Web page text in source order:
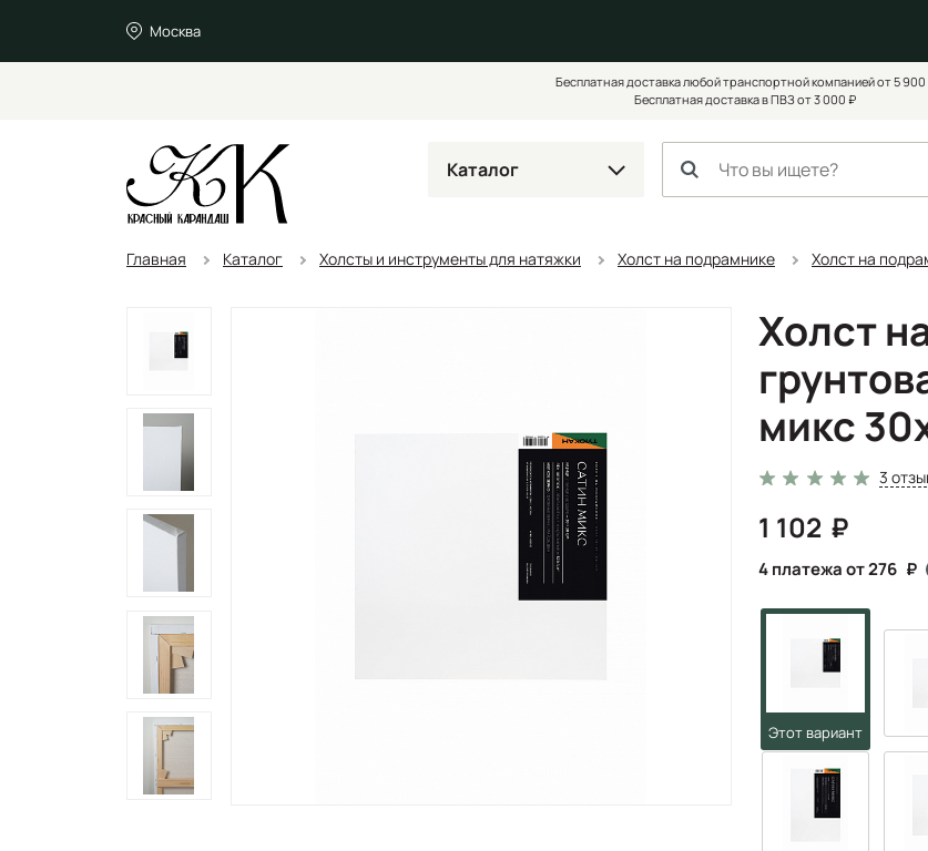
Москва
Бесплатная доставка любой транспортной компанией от 5 900
Бесплатная доставка в ПВЗ от 3 000 ₽
Каталог
Главная Каталог Холсты и инструменты для натяжки Холст на подрамнике Холст на
Холст
микс
3
1 102
4 платежа от 276